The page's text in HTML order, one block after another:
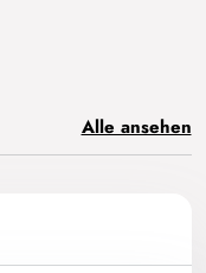
Alle ansehen